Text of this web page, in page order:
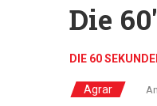
Die
DIE 60
Agrar